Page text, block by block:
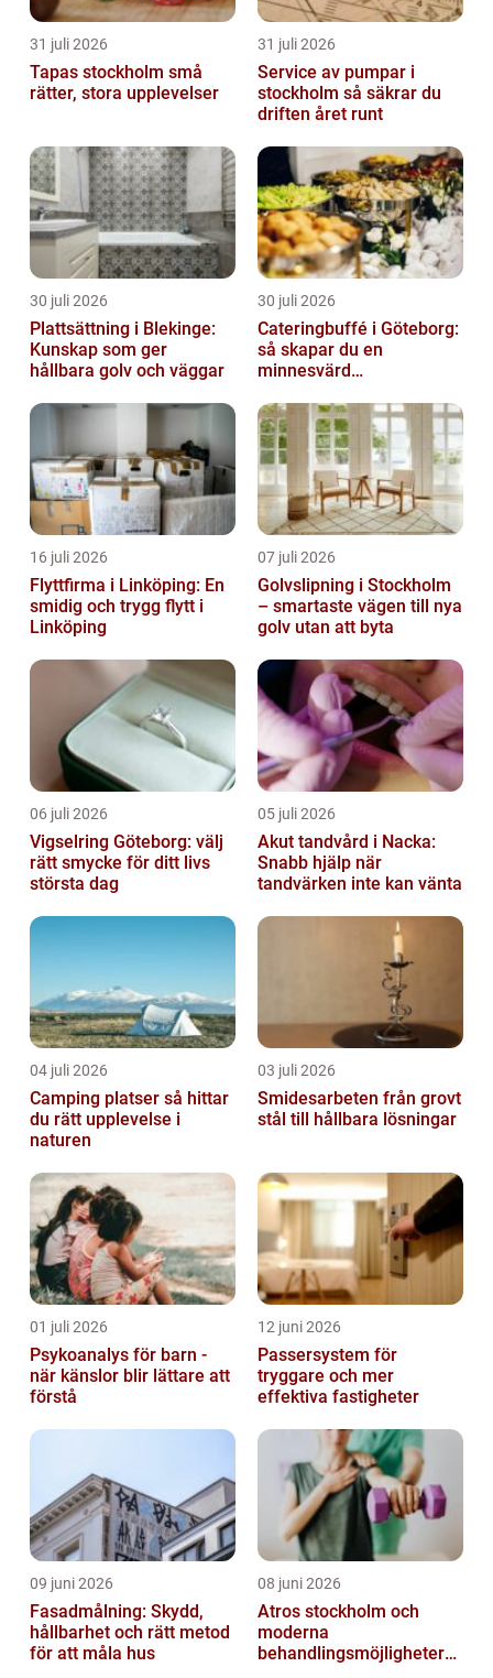
31 juli 2026
Tapas stockholm små
rätter, stora upplevelser
31 juli 2026
Service av pumpar i
stockholm så säkrar du
driften året runt
30 juli 2026
Plattsättning i Blekinge:
Kunskap som ger
hållbara golv och väggar
30 juli 2026
Cateringbuffé i Göteborg:
så skapar du en
minnesvärd
16 juli 2026
Flyttfirma i Linköping: En
smidig och trygg flytt i
Linköping
07 juli 2026
Golvslipning i Stockholm
– smartaste vägen till nya
golv utan att byta
06 juli 2026
Vigselring Göteborg: välj
rätt smycke för ditt livs
största dag
05 juli 2026
Akut tandvård i Nacka:
Snabb hjälp när
tandvärken inte kan vänta
04 juli 2026
Camping platser så hittar
du rätt upplevelse i
naturen
03 juli 2026
Smidesarbeten från grovt
stål till hållbara lösningar
01 juli 2026
Psykoanalys för barn -
när känslor blir lättare att
förstå
12 juni 2026
Passersystem för
tryggare och mer
effektiva fastigheter
09 juni 2026
Fasadmålning: Skydd,
hållbarhet och rätt metod
för att måla hus
08 juni 2026
Atros stockholm och
moderna
behandlingsmöjligheter